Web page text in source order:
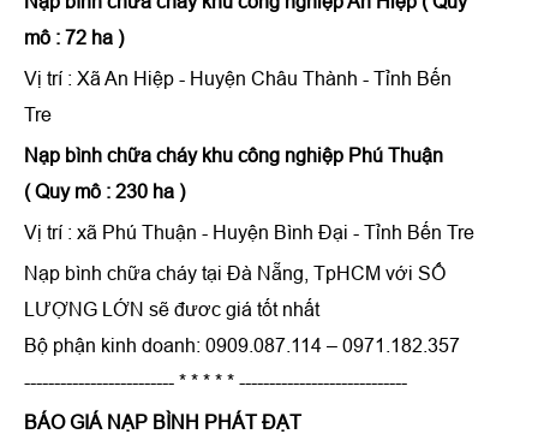
mô : 72 ha )
Vị trí : Xã An Hiệp - Huyện Châu Thành - Tỉnh Bến
Tre
Nạp bình chữa cháy khu công nghiệp Phú Thuận
( Quy mô : 230 ha )
Vị trí : xã Phú Thuận - Huyện Bình Đại - Tỉnh Bến Tre
Nạp bình chữa cháy tại Đà Nẵng, TpHCM với SỐ
LƯỢNG LỚN sẽ đươc giá tốt nhất
Bộ phận kinh doanh: 0909.087.114 – 0971.182.357
------------------------- * * * * * ----------------------------
BÁO GIÁ NẠP BÌNH PHÁT ĐẠT